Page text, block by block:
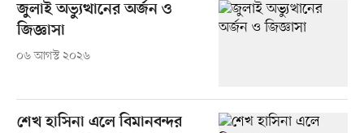
জুলাই অভ্যুত্থানের অর্জন ও
জিজ্ঞাসা
০৬ আগস্ট ২০২৬
শেখ হাসিনা এলে বিমানবন্দর